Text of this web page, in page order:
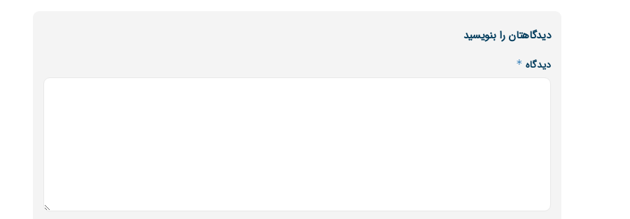
دیدگاهتان را بنویسید
دیدگاه *